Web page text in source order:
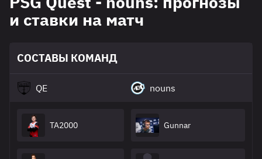
и ставки на матч
СОСТАВЫ КОМАНД
QE
TA2000
nouns
Gunnar